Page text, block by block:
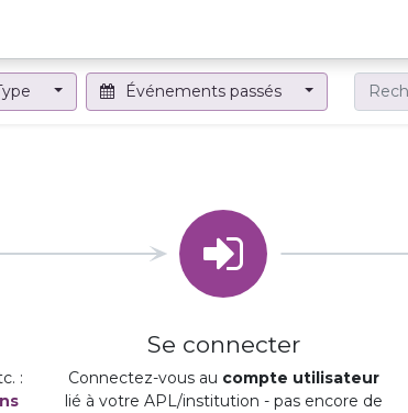
Événements passés
:
Se connecter
Connectez-vous au compte utilisateur
lié à votre APL/institution - pas encore de